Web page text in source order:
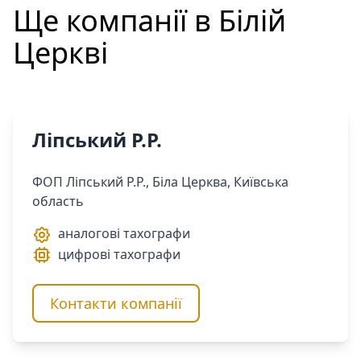
Ще компанії в Білій
Церкві
Ліпський Р.Р.
ФОП Ліпський Р.Р., Біла Церква, Київська
область
аналогові тахографи
цифрові тахографи
Контакти компанії